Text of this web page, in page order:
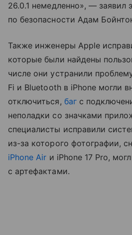
26.0.1 немедленно», — заявил
по безопасности Адам
Также инженеры Apple
которые были найдены
числе они устранили
Fi и Bluetooth в iPhone могли
отключиться, багс
неполадки со значками
специалисты исправили
из-за которого фотографии,
iPhone Air и iPhone 17 Pro,
с артефактами.